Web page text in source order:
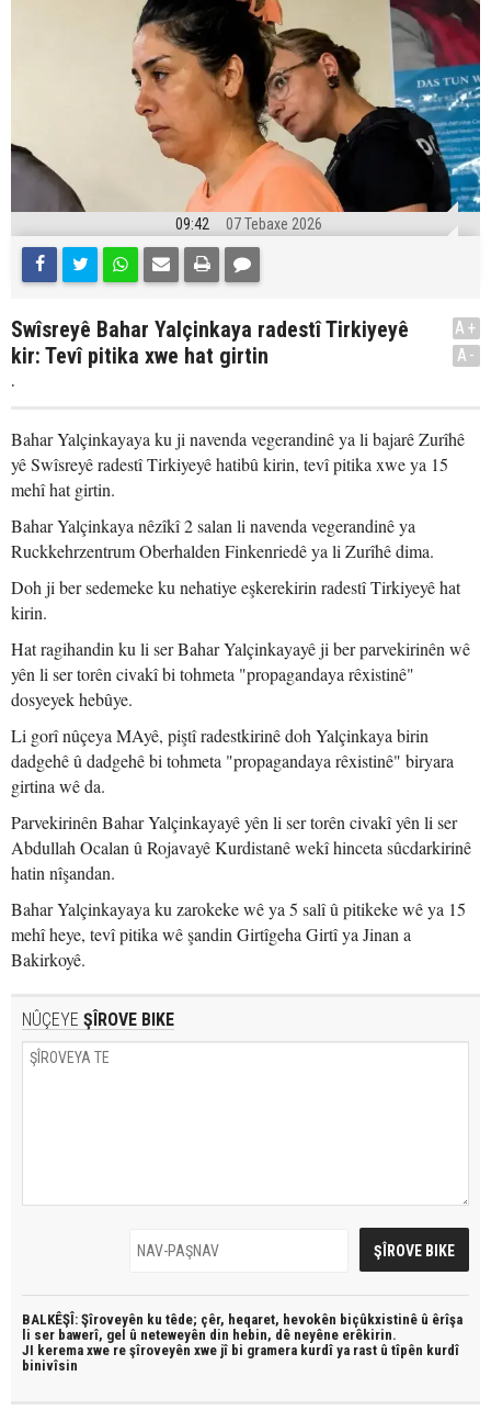
09:42 07 Tebaxe 2026
Swîsreyê Bahar Yalçinkaya radestî Tirkiyeyê
kir: Tevî pitika xwe hat girtin
.
A+
A-
Bahar Yalçinkayaya ku ji navenda vegerandinê ya li bajarê Zurîhê
yê Swîsreyê radestî Tirkiyeyê hatibû kirin, tevî pitika xwe ya 15
mehî hat girtin.
Bahar Yalçinkaya nêzîkî 2 salan li navenda vegerandinê ya
Ruckkehrzentrum Oberhalden Finkenriedê ya li Zurîhê dima.
Doh ji ber sedemeke ku nehatiye eşkerekirin radestî Tirkiyeyê hat
kirin.
Hat ragihandin ku li ser Bahar Yalçinkayayê ji ber parvekirinên wê
yên li ser torên civakî bi tohmeta "propagandaya rêxistinê"
dosyeyek hebûye.
Li gorî nûçeya MAyê, piştî radestkirinê doh Yalçinkaya birin
dadgehê û dadgehê bi tohmeta "propagandaya rêxistinê" biryara
girtina wê da.
Parvekirinên Bahar Yalçinkayayê yên li ser torên civakî yên li ser
Abdullah Ocalan û Rojavayê Kurdistanê wekî hinceta sûcdarkirinê
hatin nîşandan.
Bahar Yalçinkayaya ku zarokeke wê ya 5 salî û pitikeke wê ya 15
mehî heye, tevî pitika wê şandin Girtîgeha Girtî ya Jinan a
Bakirkoyê.
NÛÇEYE ŞÎROVE BIKE
BALKÊŞÎ: Şîroveyên ku têde; çêr, heqaret, hevokên biçûkxistinê û êrîşa
li ser bawerî, gel û neteweyên din hebin, dê neyêne erêkirin.
JI kerema xwe re şîroveyên xwe jî bi gramera kurdî ya rast û tîpên kurdî
binivîsin